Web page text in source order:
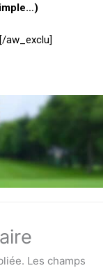
aw_exclu]
Les champs